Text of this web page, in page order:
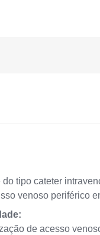
tipo cateter
venoso periférico
de acesso